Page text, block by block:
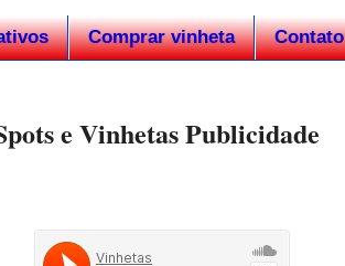
Comprar vinheta Contato
e Vinhetas Publicidade